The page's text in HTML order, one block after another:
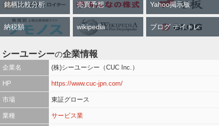
銘柄比較分析 売買予想 Yahoo掲示板
納税額 wikipedia ブログ デイトレ
シーユーシーの企業情報
企業名 (株)シーユーシー（CUC Inc.）
HP https://www.cuc-jpn.com/
市場 東証グロース
業種 サービス業